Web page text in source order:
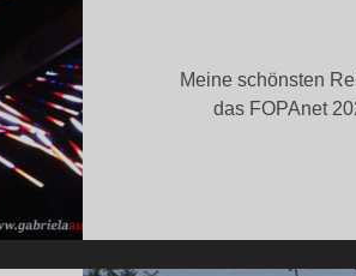
Meine schönsten
das FOPAnet